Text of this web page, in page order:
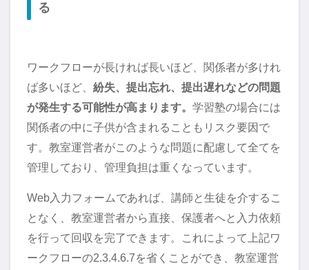
る
ワークフローが長ければ長いほど、関係者が多けれ
ば多いほど、 紛失、提出忘れ、提出遅れなどの問題
が発生する可能性が高まります。 学習塾の場合には
関係者の中に子供が含まれることもリスク要因で
す。教室運営者がこのような問題に配慮して全てを
管理しており、管理負担は重くなっています。
Web入力フォームであれば、講師と生徒を介するこ
となく、教室運営者から直接、保護者へと入力依頼
を行って回収を完了できます。これによって上記ワ
ークフローの2.3.4.6.7を省くことができ、教室運営